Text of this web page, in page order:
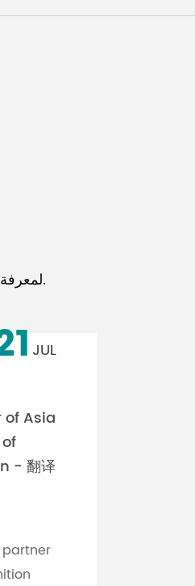
ไทย
اقرأ أحدث البيانات الصحفية DSPPA لمعرفة المزيد عن شركتنا ، مثل تحديد موقع العلامة التجارية ومعلومات المنتج وأنشطة الموظفين.
JUL
of Asia
- 翻译
partner